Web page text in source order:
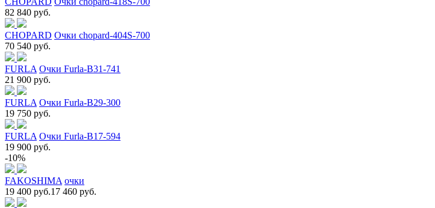
82 840 руб.
CHOPARD Очки chopard-404S-700
70 540 руб.
FURLA Очки Furla-B31-741
21 900 руб.
FURLA Очки Furla-B29-300
19 750 руб.
FURLA Очки Furla-B17-594
19 900 руб.
-10%
FAKOSHIMA очки
19 400 руб.17 460 руб.